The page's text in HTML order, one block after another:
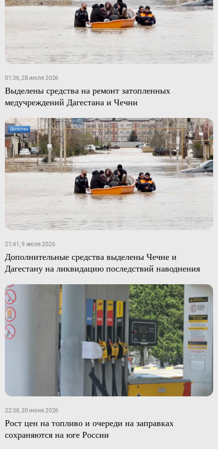
01:36, 28 июля 2026
Выделены средства на ремонт затопленных
медучреждений Дагестана и Чечни
21:41, 9 июля 2026
Дополнительные средства выделены Чечне и
Дагестану на ликвидацию последствий наводнения
22:38, 30 июня 2026
Рост цен на топливо и очереди на заправках
сохраняются на юге России